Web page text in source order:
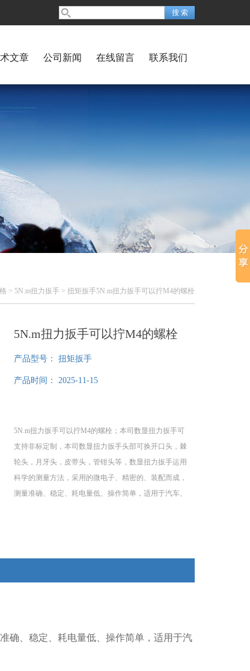
文章 公司新闻 在线留言 联系我们
> 5N.m扭力扳手 > 扭矩扳手5N.m扭力扳手可以拧M4的螺栓
5N.m扭力扳手可以拧M4的螺栓
产品型号： 扭矩扳手
产品时间： 2025-11-15
5N.m扭力扳手可以拧M4的螺栓；本司数显扭力扳手可
支持非标定制，本司数显扭力扳手头部可换开口头，棘
轮头，月牙头，皮带头，管钳头等，数显扭力扳手运用
科学的测量方法，采用的微电子、精密的、装配而成，
测量准确、稳定、耗电量低、操作简单，适用于汽车、
确、稳定、耗电量低、操作简单，适用于汽